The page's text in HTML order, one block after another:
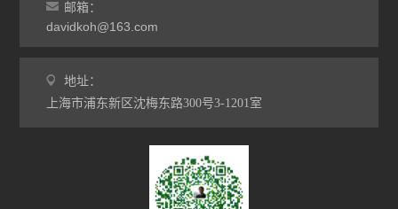
邮箱：
davidkoh@163.com
地址：
上海市浦东新区沈梅东路300号3-1201室